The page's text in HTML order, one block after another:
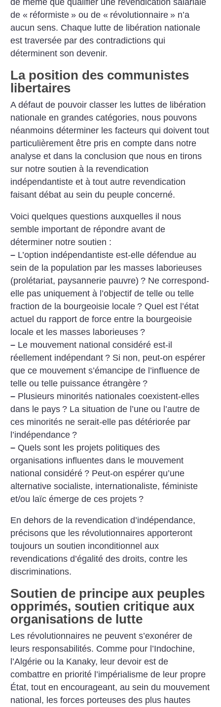
de même que qualifier une revendication salariale
de « réformiste » ou de « révolutionnaire » n’a
aucun sens. Chaque lutte de libération nationale
est traversée par des contradictions qui
déterminent son devenir.
La position des communistes
libertaires
A défaut de pouvoir classer les luttes de libération
nationale en grandes catégories, nous pouvons
néanmoins déterminer les facteurs qui doivent tout
particulièrement être pris en compte dans notre
analyse et dans la conclusion que nous en tirons
sur notre soutien à la revendication
indépendantiste et à tout autre revendication
faisant débat au sein du peuple concerné.
Voici quelques questions auxquelles il nous
semble important de répondre avant de
déterminer notre soutien :
– L’option indépendantiste est-elle défendue au
sein de la population par les masses laborieuses
(prolétariat, paysannerie pauvre) ? Ne correspond-
elle pas uniquement à l’objectif de telle ou telle
fraction de la bourgeoisie locale ? Quel est l’état
actuel du rapport de force entre la bourgeoisie
locale et les masses laborieuses ?
– Le mouvement national considéré est-il
réellement indépendant ? Si non, peut-on espérer
que ce mouvement s’émancipe de l’influence de
telle ou telle puissance étrangère ?
– Plusieurs minorités nationales coexistent-elles
dans le pays ? La situation de l’une ou l’autre de
ces minorités ne serait-elle pas détériorée par
l’indépendance ?
– Quels sont les projets politiques des
organisations influentes dans le mouvement
national considéré ? Peut-on espérer qu’une
alternative socialiste, internationaliste, féministe
et/ou laïc émerge de ces projets ?
En dehors de la revendication d’indépendance,
précisons que les révolutionnaires apporteront
toujours un soutien inconditionnel aux
revendications d’égalité des droits, contre les
discriminations.
Soutien de principe aux peuples
opprimés, soutien critique aux
organisations de lutte
Les révolutionnaires ne peuvent s’exonérer de
leurs responsabilités. Comme pour l’Indochine,
l’Algérie ou la Kanaky, leur devoir est de
combattre en priorité l’impérialisme de leur propre
État, tout en encourageant, au sein du mouvement
national, les forces porteuses des plus hautes